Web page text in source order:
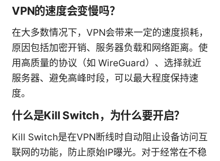
VPN的速度会变慢吗？
在大多数情况下，VPN会带来一定的速度损耗，
原因包括加密开销、服务器负载和网络距离。使
用高质量的协议（如 WireGuard）、选择就近
服务器、避免高峰时段，可以最大程度保持速
度。
什么是Kill Switch，为什么要开启？
Kill Switch是在VPN断线时自动阻止设备访问互
联网的功能，防止原始IP曝光。对于经常在不稳